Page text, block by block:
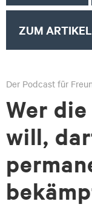
ZUM ARTIKEL
Der Podcast für
Wer
will,